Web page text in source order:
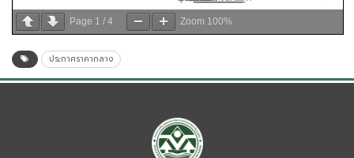
Page 1 / 4 Zoom 100%
ประกาศราคากลาง